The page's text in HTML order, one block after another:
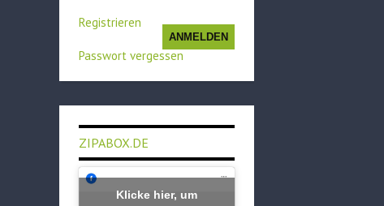
ANMELDEN
Registrieren
Passwort vergessen
ZIPABOX.DE
Klicke hier, um